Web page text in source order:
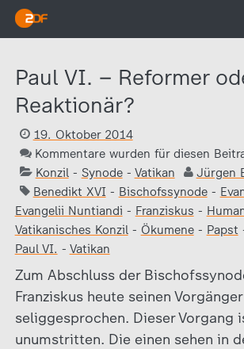
Paul VI. – Reformer
Reaktionär?
19. Oktober 2014
Kommentare wurden für diesen
Konzil- Synode- Vatikan
Jürgen
Benedikt XVI - Bischofssynode-
Evangelii Nuntiandi - Franziskus -
Vatikanisches Konzil- Ökumene- Papst
Paul VI. - Vatikan
Zum Abschluss der
Franziskus heute seinen
seliggesprochen. Dieser Vorgang
unumstritten. Die einen sehen in